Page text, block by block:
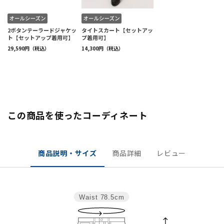
この商品を使ったコーディネート
商品説明・サイズ 商品詳細 レビュー
Waist 78.5cm